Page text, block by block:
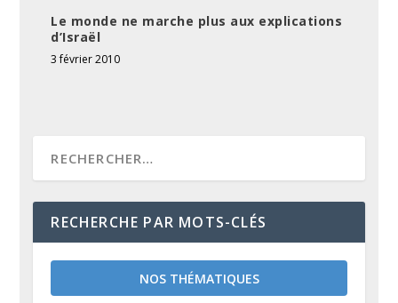
Le monde ne marche plus aux explications
d’Israël
3 février 2010
RECHERCHE PAR MOTS-CLÉS
NOS THÉMATIQUES